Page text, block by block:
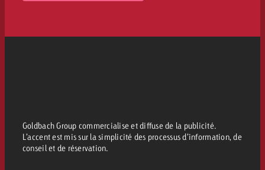
Goldbach Group commercialise et diffuse de la publicité.
L’accent est mis sur la simplicité des processus d’information, de
conseil et de réservation.